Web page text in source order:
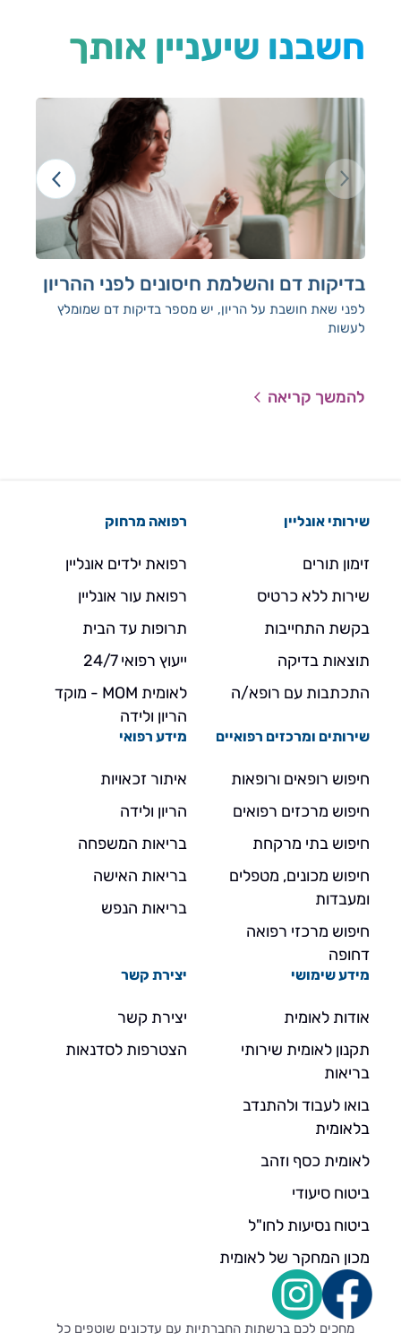
חשבנו שיעניין אותך
בדיקות דם והשלמת חיסונים לפני ההריון
לפני שאת חושבת על הריון, יש מספר בדיקות דם שמומלץ
לעשות
להמשך קריאה
שירותי אונליין
זימון תורים
שירות ללא כרטיס
בקשת התחייבות
תוצאות בדיקה
התכתבות עם רופא/ה
רפואה מרחוק
רפואת ילדים אונליין
רפואת עור אונליין
תרופות עד הבית
ייעוץ רפואי 24/7
לאומית MOM - מוקד
הריון ולידה
שירותים ומרכזים רפואיים
חיפוש רופאים ורופאות
חיפוש מרכזים רפואים
חיפוש בתי מרקחת
חיפוש מכונים, מטפלים
ומעבדות
חיפוש מרכזי רפואה
דחופה
מידע רפואי
איתור זכאויות
הריון ולידה
בריאות המשפחה
בריאות האישה
בריאות הנפש
מידע שימושי
אודות לאומית
תקנון לאומית שירותי
בריאות
בואו לעבוד ולהתנדב
בלאומית
לאומית כסף וזהב
ביטוח סיעודי
ביטוח נסיעות לחו"ל
מכון המחקר של לאומית
יצירת קשר
יצירת קשר
הצטרפות לסדנאות
מחכים לכם ברשתות החברתיות עם עדכונים שוטפים כל